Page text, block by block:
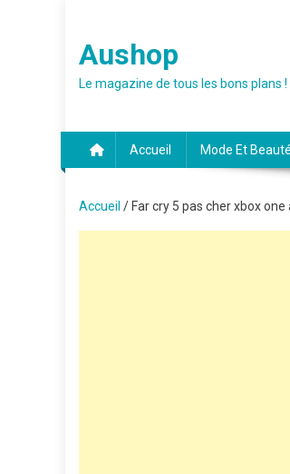
content
Aushop
Le magazine de tous les bons plans !
Accueil Mode Et Beauté
Accueil / Far cry 5 pas cher xbox